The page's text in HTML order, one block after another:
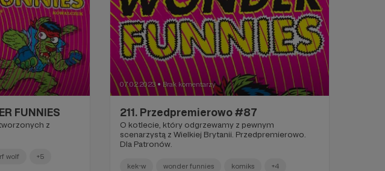
FUNNIES
z
wolf +5
07.02.2023 ● Brak komentarzy
211. Przedpremierowo #87
O kotlecie, który odgrzewamy z pewnym
scenarzystą z Wielkiej Brytanii. Przedpremierowo.
Dla Patronów.
kek-w wonder funnies komiks +4